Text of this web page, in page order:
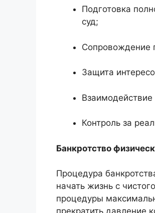
Подготовка
суд;
Сопровождение
Защита
Контроль за
Банкротство
Процедура
начать жизнь с
процедуры